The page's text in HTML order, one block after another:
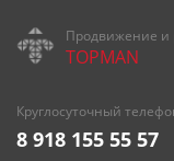
Продвижение и
TOPMAN
Круглосуточный
8 918 155 55 57